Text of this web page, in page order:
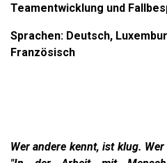
Teamentwicklung und
Sprachen: Deutsch,
Französisch
Wer andere kennt, ist klug.